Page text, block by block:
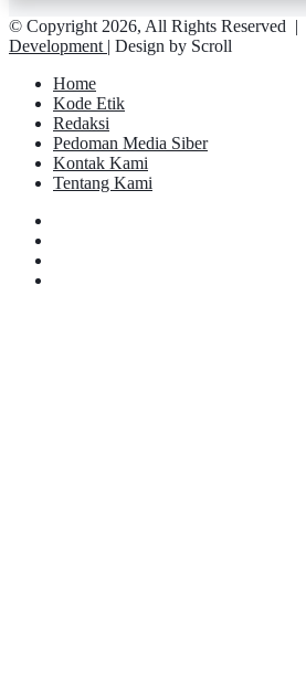
© Copyright 2026, All Rights Reserved |
Development | Design by Scroll
Home
Kode Etik
Redaksi
Pedoman Media Siber
Kontak Kami
Tentang Kami